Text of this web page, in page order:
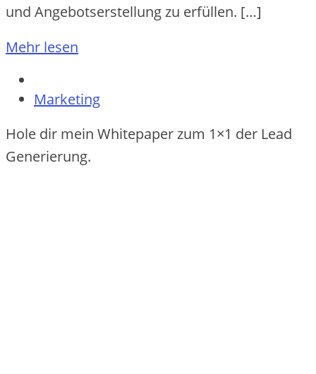
u‬nd Angebotserstellung z‬u erfüllen. […]
Mehr lesen
Marketing
Hole dir mein Whitepaper zum 1×1 der Lead
Generierung.